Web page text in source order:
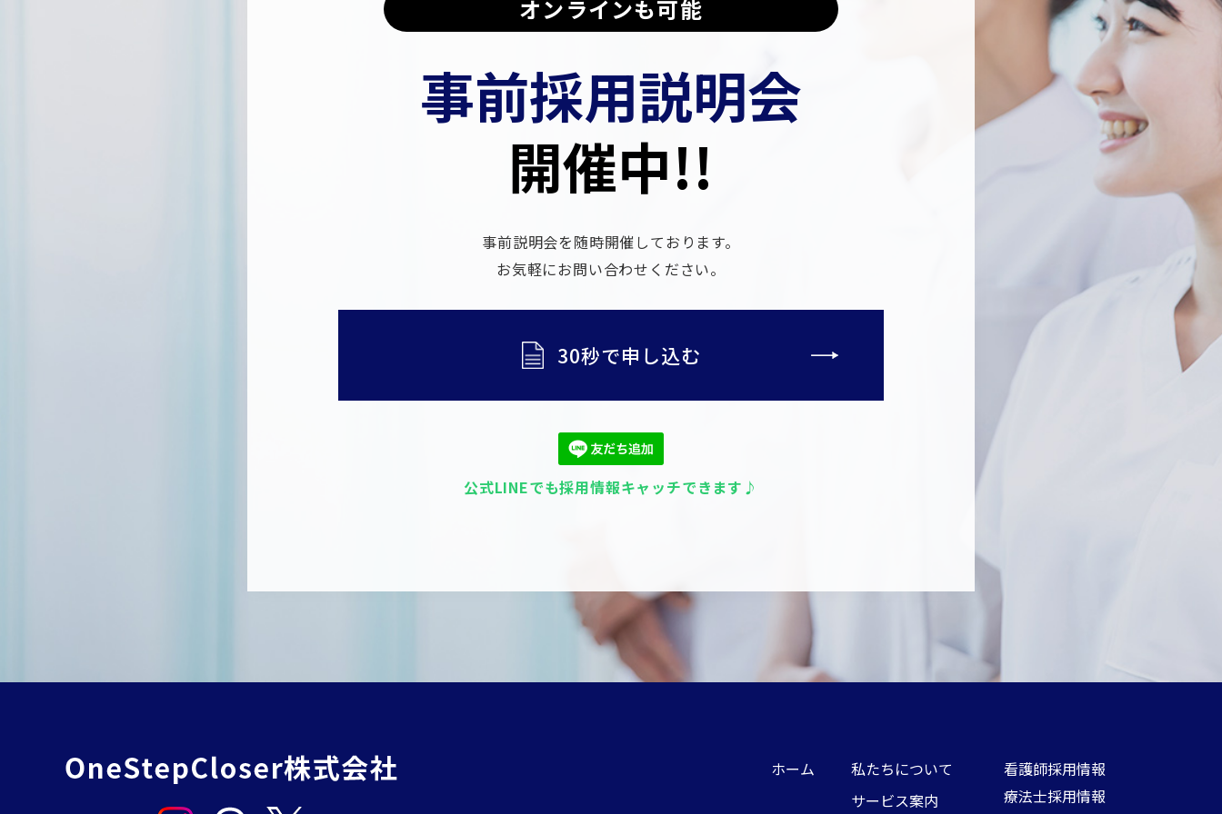
オンラインも可能
事前採用説明会
開催中!!
事前説明会を随時開催しております。
​​​​​​​お気軽にお問い合わせください。
30秒で申し込む
公式LINEでも採用情報キャッチできます♪
ホーム
私たちについて
サービス案内
看護師採用情報
療法士採用情報